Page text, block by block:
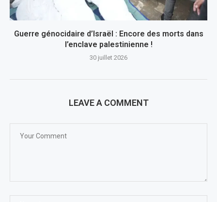
Guerre génocidaire d’Israël : Encore des morts dans
l’enclave palestinienne !
30 juillet 2026
LEAVE A COMMENT